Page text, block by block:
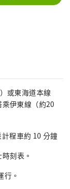
在400米往
燈間的
閃耀七彩的
設施，讓您
。
輝煌的世
或東海道本線
乘伊東線（約20
程車約 10 分鐘
刻表。
。